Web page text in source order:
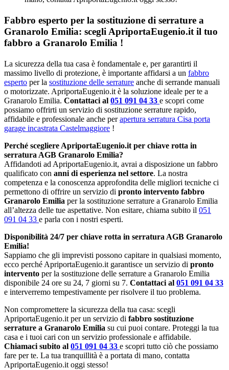
Fabbro esperto per la sostituzione di serrature a
Granarolo Emilia: scegli ApriportaEugenio.it il tuo
fabbro a Granarolo Emilia !
La sicurezza della tua casa è fondamentale e, per garantirti il
massimo livello di protezione, è importante affidarsi a un fabbro
esperto per la sostituzione delle serrature anche di serrande manuali
o motorizzate. ApriportaEugenio.it è la soluzione ideale per te a
Granarolo Emilia. Contattaci al 051 091 04 33 e scopri come
possiamo offrirti un servizio di sostituzione serrature rapido,
affidabile e professionale anche perapertura serratura Cisa porta
garage incastrata Castelmaggiore !
Perché scegliere ApriportaEugenio.it per chiave rotta in
serratura AGB Granarolo Emilia?
Affidandoti ad ApriportaEugenio.it, avrai a disposizione un fabbro
qualificato con anni di esperienza nel settore. La nostra
competenza e la conoscenza approfondita delle migliori tecniche ci
permettono di offrire un servizio di pronto intervento fabbro
Granarolo Emilia per la sostituzione serrature a Granarolo Emilia
all’altezza delle tue aspettative. Non esitare, chiama subito il 051
091 04 33 e parla con i nostri esperti.
Disponibilità 24/7 per chiave rotta in serratura AGB Granarolo
Emilia!
Sappiamo che gli imprevisti possono capitare in qualsiasi momento,
ecco perché ApriportaEugenio.it garantisce un servizio di pronto
intervento per la sostituzione delle serrature a Granarolo Emilia
disponibile 24 ore su 24, 7 giorni su 7. Contattaci al 051 091 04 33
e interverremo tempestivamente per risolvere il tuo problema.
Non compromettere la sicurezza della tua casa: scegli
ApriportaEugenio.it per un servizio di fabbro sostituzione
serrature a Granarolo Emilia su cui puoi contare. Proteggi la tua
casa e i tuoi cari con un servizio professionale e affidabile.
Chiamaci subito al 051 091 04 33 e scopri tutto ciò che possiamo
fare per te. La tua tranquillità è a portata di mano, contatta
ApriportaEugenio.it oggi stesso!